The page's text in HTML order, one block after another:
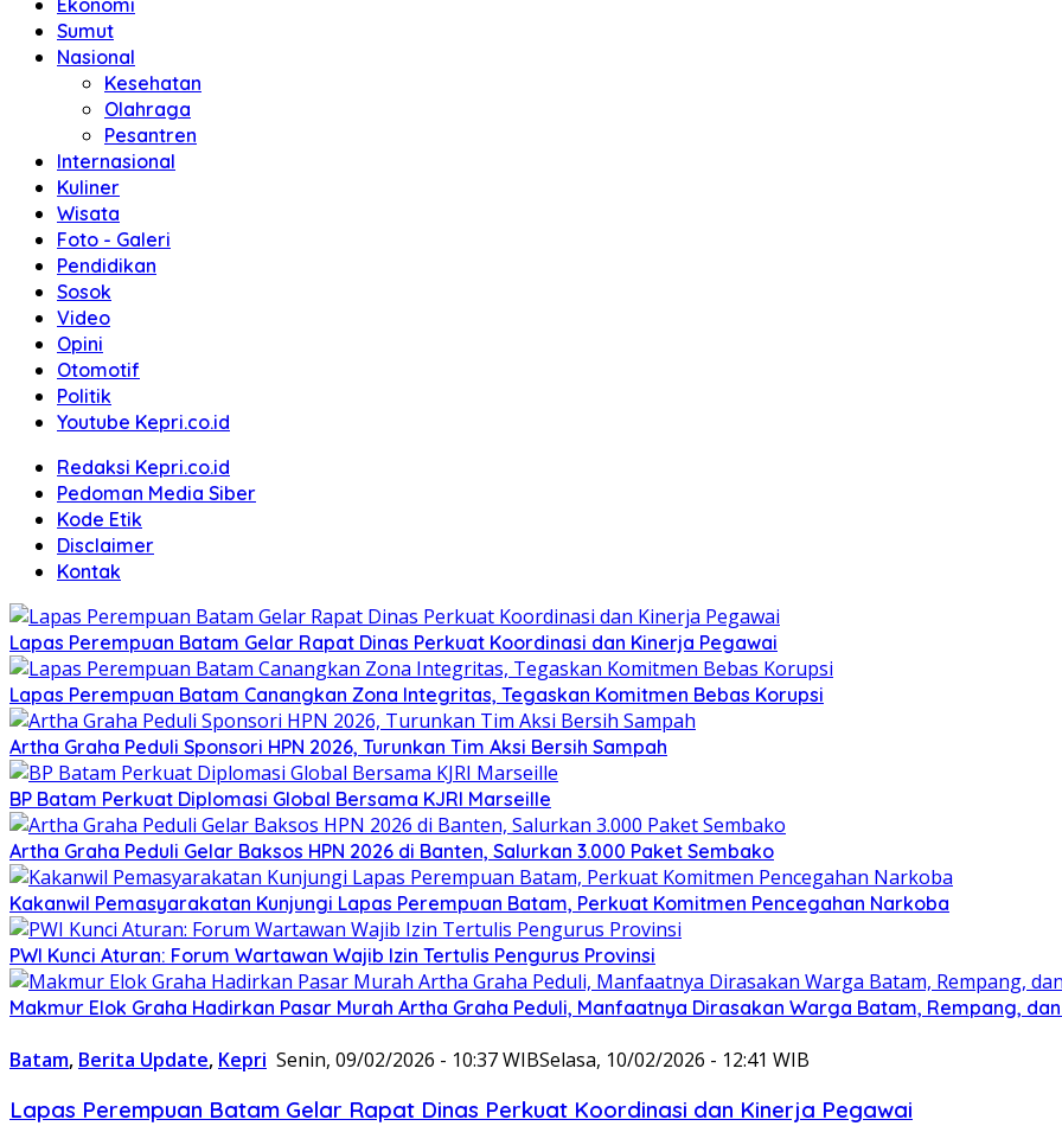
Ekonomi
Sumut
Nasional
Kesehatan
Olahraga
Pesantren
Internasional
Kuliner
Wisata
Foto - Galeri
Pendidikan
Sosok
Video
Opini
Otomotif
Politik
Youtube Kepri.co.id
Redaksi Kepri.co.id
Pedoman Media Siber
Kode Etik
Disclaimer
Kontak
Lapas Perempuan Batam Gelar Rapat Dinas Perkuat Koordinasi dan Kinerja Pegawai
Lapas Perempuan Batam Canangkan Zona Integritas, Tegaskan Komitmen Bebas Korupsi
Artha Graha Peduli Sponsori HPN 2026, Turunkan Tim Aksi Bersih Sampah
BP Batam Perkuat Diplomasi Global Bersama KJRI Marseille
Artha Graha Peduli Gelar Baksos HPN 2026 di Banten, Salurkan 3.000 Paket Sembako
Kakanwil Pemasyarakatan Kunjungi Lapas Perempuan Batam, Perkuat Komitmen Pencegahan Narkoba
PWI Kunci Aturan: Forum Wartawan Wajib Izin Tertulis Pengurus Provinsi
Makmur Elok Graha Hadirkan Pasar Murah Artha Graha Peduli, Manfaatnya Dirasakan Warga Batam, Rempang,
Batam, Berita Update, Kepri Senin, 09/02/2026 - 10:37 WIBSelasa, 10/02/2026 - 12:41 WIB
Lapas Perempuan Batam Gelar Rapat Dinas Perkuat Koordinasi dan Kinerja Pegawai